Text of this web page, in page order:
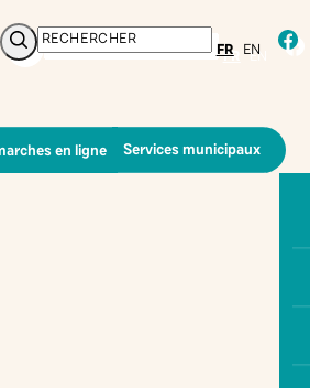
Rechercher FR EN
en ligne Services municipaux